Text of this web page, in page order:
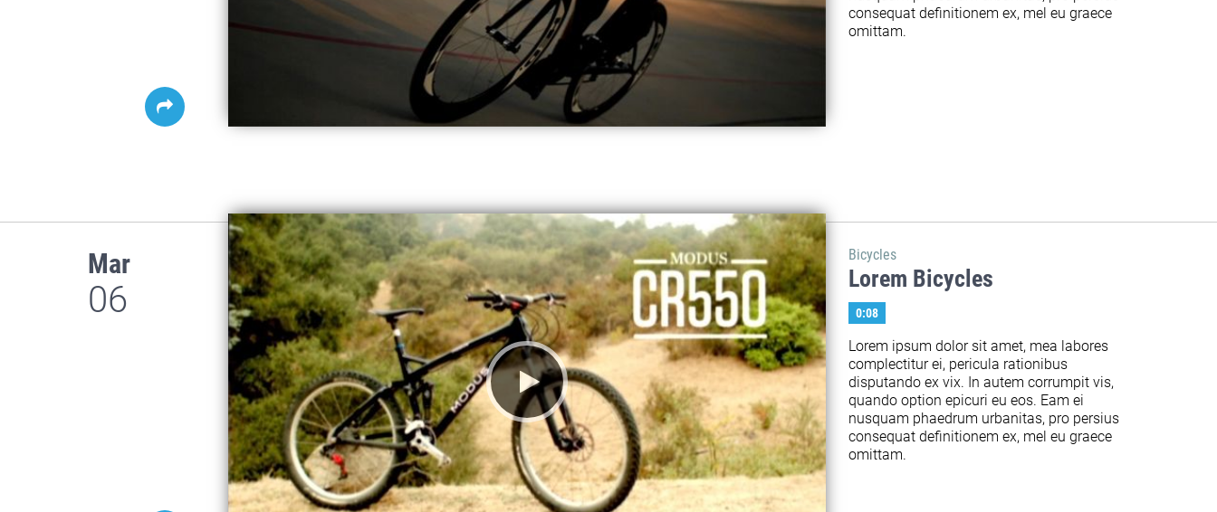
consequat definitionem ex, mel eu graece
omittam.
Mar
06
Bicycles
Lorem Bicycles
0:08
Lorem ipsum dolor sit amet, mea labores
complectitur ei, pericula rationibus
disputando ex vix. In autem corrumpit vis,
quando option epicuri eu eos. Eam ei
nusquam phaedrum urbanitas, pro persius
consequat definitionem ex, mel eu graece
omittam.